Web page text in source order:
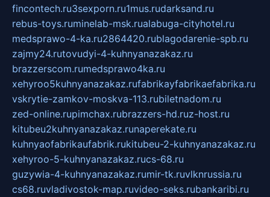
fincontech.ru3sexporn.ru1mus.rudarksand.ru
rebus-toys.ruminelab-msk.rualabuga-cityhotel.ru
medsprawo-4-ka.ru2864420.rublagodarenie-spb.ru
zajmy24.rutovudyi-4-kuhnyanazakaz.ru
brazzerscom.rumedsprawo4ka.ru
xehyroo5kuhnyanazakaz.rufabrikayfabrikaefabrika.ru
vskrytie-zamkov-moskva-113.rubiletnadom.ru
zed-online.rupimchax.rubrazzers-hd.ruz-host.ru
kitubeu2kuhnyanazakaz.runaperekate.ru
kuhnyaofabrikaufabrik.rukitubeu-2-kuhnyanazakaz.ru
xehyroo-5-kuhnyanazakaz.rucs-68.ru
guzywia-4-kuhnyanazakaz.rumir-tk.ruvlknrussia.ru
cs68.ruvladivostok-map.ruvideo-seks.rubankaribi.ru